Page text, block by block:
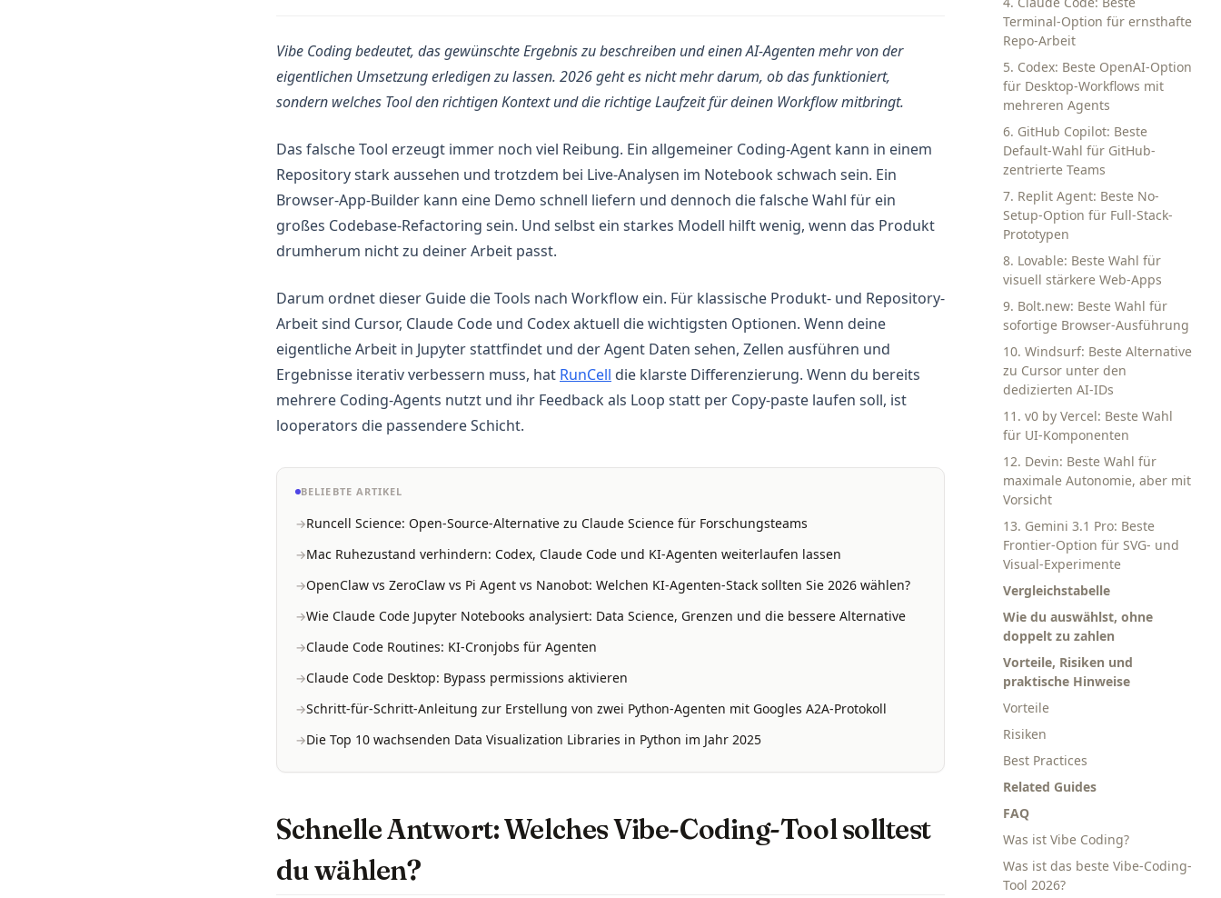
Terminal-Option für ernsthafte
Repo-Arbeit
5. Codex: Beste OpenAI-Option
für Desktop-Workflows mit
mehreren Agents
6. GitHub Copilot: Beste
Default-Wahl für GitHub-
zentrierte Teams
7. Replit Agent: Beste No-
Setup-Option für Full-Stack-
Prototypen
8. Lovable: Beste Wahl für
visuell stärkere Web-Apps
9. Bolt.new: Beste Wahl für
sofortige Browser-Ausführung
10. Windsurf: Beste Alternative
zu Cursor unter den
dedizierten AI-IDs
11. v0 by Vercel: Beste Wahl
für UI-Komponenten
12. Devin: Beste Wahl für
maximale Autonomie, aber mit
Vorsicht
13. Gemini 3.1 Pro: Beste
Frontier-Option für SVG- und
Visual-Experimente
Vergleichstabelle
Wie du auswählst, ohne
doppelt zu zahlen
Vorteile, Risiken und
praktische Hinweise
Vorteile
Risiken
Best Practices
Related Guides
FAQ
Was ist Vibe Coding?
Was ist das beste Vibe-Coding-
Tool 2026?
Vibe Coding bedeutet, das gewünschte Ergebnis zu beschreiben und einen AI-Agenten mehr von der
eigentlichen Umsetzung erledigen zu lassen. 2026 geht es nicht mehr darum, ob das funktioniert,
sondern welches Tool den richtigen Kontext und die richtige Laufzeit für deinen Workflow mitbringt.
Das falsche Tool erzeugt immer noch viel Reibung. Ein allgemeiner Coding-Agent kann in einem
Repository stark aussehen und trotzdem bei Live-Analysen im Notebook schwach sein. Ein
Browser-App-Builder kann eine Demo schnell liefern und dennoch die falsche Wahl für ein
großes Codebase-Refactoring sein. Und selbst ein starkes Modell hilft wenig, wenn das Produkt
drumherum nicht zu deiner Arbeit passt.
Darum ordnet dieser Guide die Tools nach Workflow ein. Für klassische Produkt- und Repository-
Arbeit sind Cursor, Claude Code und Codex aktuell die wichtigsten Optionen. Wenn deine
eigentliche Arbeit in Jupyter stattfindet und der Agent Daten sehen, Zellen ausführen und
Ergebnisse iterativ verbessern muss, hat RunCell (opens in a new tab)
die klarste Differenzierung. Wenn du bereits
mehrere Coding-Agents nutzt und ihr Feedback als Loop statt per Copy-paste laufen soll, ist
looperators die passendere Schicht.
BELIEBTE ARTIKEL
Runcell Science: Open-Source-Alternative zu Claude Science für Forschungsteams
Mac Ruhezustand verhindern: Codex, Claude Code und KI-Agenten weiterlaufen lassen
OpenClaw vs ZeroClaw vs Pi Agent vs Nanobot: Welchen KI-Agenten-Stack sollten Sie 2026 wählen?
Wie Claude Code Jupyter Notebooks analysiert: Data Science, Grenzen und die bessere Alternative
Claude Code Routines: KI-Cronjobs für Agenten
Claude Code Desktop: Bypass permissions aktivieren
Schritt-für-Schritt-Anleitung zur Erstellung von zwei Python-Agenten mit Googles A2A-Protokoll
Die Top 10 wachsenden Data Visualization Libraries in Python im Jahr 2025
Schnelle Antwort: Welches Vibe-Coding-Tool solltest
du wählen?